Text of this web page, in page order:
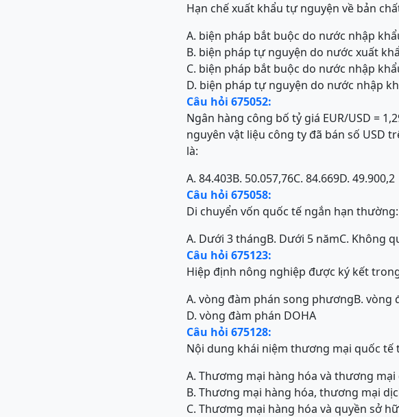
Hạn chế xuất khẩu tự nguyện về bản
A. biện pháp bắt buộc do nước nhập
B. biện pháp tự nguyện do nước xuất
C. biện pháp bắt buộc do nước nhập
D. biện pháp tự nguyện do nước nhập
Câu hỏi 675052:
Ngân hàng công bố tỷ giá EUR/USD =
nguyên vật liệu công ty đã bán số USD
là:
A. 84.403B. 50.057,76C. 84.669D. 49.900,2
Câu hỏi 675058:
Di chuyển vốn quốc tế ngắn hạn thường:
A. Dưới 3 thángB. Dưới 5 nămC. Không
Câu hỏi 675123:
Hiệp định nông nghiệp được ký kết
A. vòng đàm phán song phươngB. vòng
D. vòng đàm phán DOHA
Câu hỏi 675128:
Nội dung khái niệm thương mại quốc tế
A. Thươmg mại hàng hóa và thương mại
B. Thương mại hàng hóa, thương mại
C. Thươmg mại hàng hóa và quyền sở